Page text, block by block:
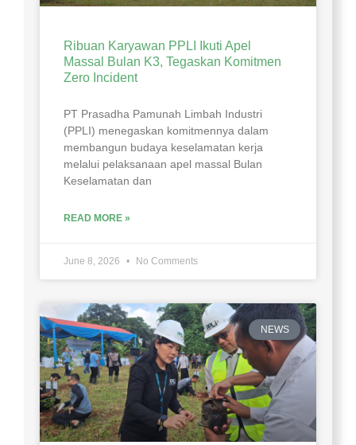
Ribuan Karyawan PPLI Ikuti Apel
Massal Bulan K3, Tegaskan Komitmen
Zero Incident
PT Prasadha Pamunah Limbah Industri
(PPLI) menegaskan komitmennya dalam
membangun budaya keselamatan kerja
melalui pelaksanaan apel massal Bulan
Keselamatan dan
READ MORE »
June 8, 2026 No Comments
NEWS